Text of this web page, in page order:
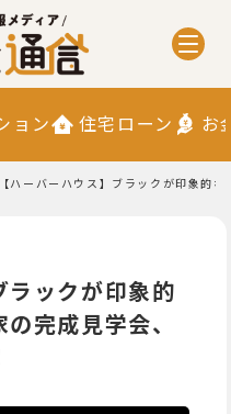
ョン 住宅ローン お
【ハーバーハウス】ブラックが印象的
ラックが印象的
完成見学会、